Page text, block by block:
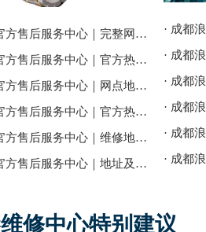
· 成都浪琴官方售后服务中心｜完整网点地址与热线权威信息公告（2026年7月最新）
· 成都浪琴官方售后服务中心｜官方热线及24小时维修地址权威信息通告（2026年7月最新）
· 成都浪琴官方售后服务中心｜网点地址与客服电话权威信息公示（2026年7月最新）
· 成都浪琴官方售后服务中心｜官方热线和门店地址权威信息公示（2026年7月最新）
· 成都浪琴官方售后服务中心｜维修地址与客服电话权威信息公告（2026年7月最新）
· 成都浪琴官方售后服务中心｜地址及官方客服热线权威信息公告（2026年7月最新）
修中心特别建议